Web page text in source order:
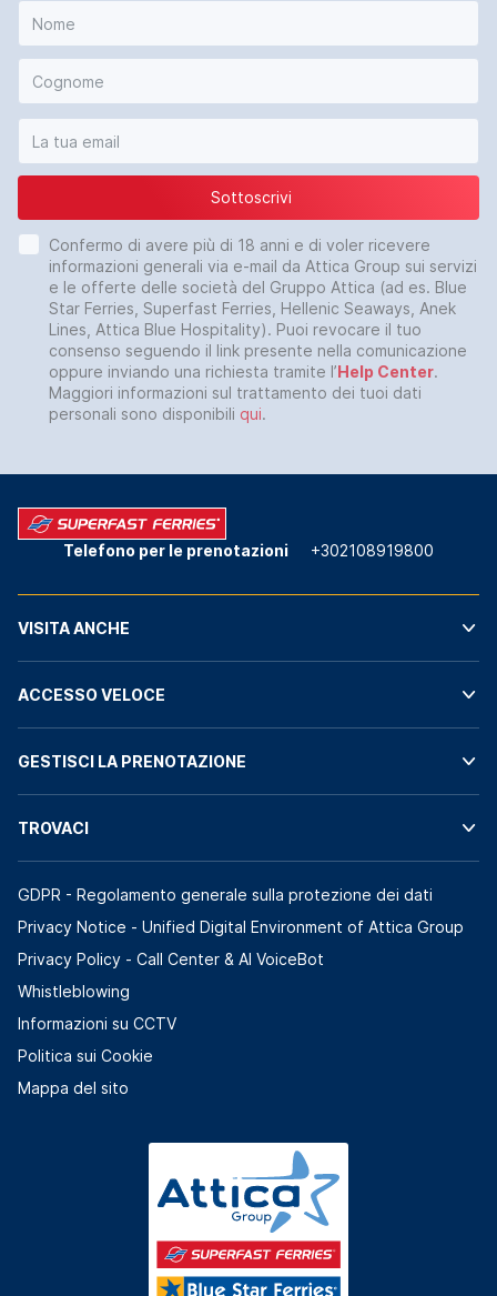
Sottoscrivi
Confermo di avere più di 18 anni e di voler ricevere
informazioni generali via e-mail da Attica Group sui servizi
e le offerte delle società del Gruppo Attica (ad es. Blue
Star Ferries, Superfast Ferries, Hellenic Seaways, Anek
Lines, Attica Blue Hospitality). Puoi revocare il tuo
consenso seguendo il link presente nella comunicazione
oppure inviando una richiesta tramite l’Help Center.
Maggiori informazioni sul trattamento dei tuoi dati
personali sono disponibili qui.
Telefono per le prenotazioni +302108919800
VISITA ANCHE
ACCESSO VELOCE
GESTISCI LA PRENOTAZIONE
TROVACI
GDPR - Regolamento generale sulla protezione dei dati
Privacy Notice - Unified Digital Environment of Attica Group
Privacy Policy - Call Center & ΑΙ VoiceBot
Whistleblowing
Informazioni su CCTV
Politica sui Cookie
Mappa del sito